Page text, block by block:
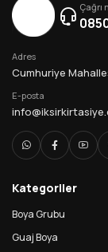
Çağrı
Adres
Cumhuriye
E-posta
Kategoriler
Boya Grubu
Guaj Boya